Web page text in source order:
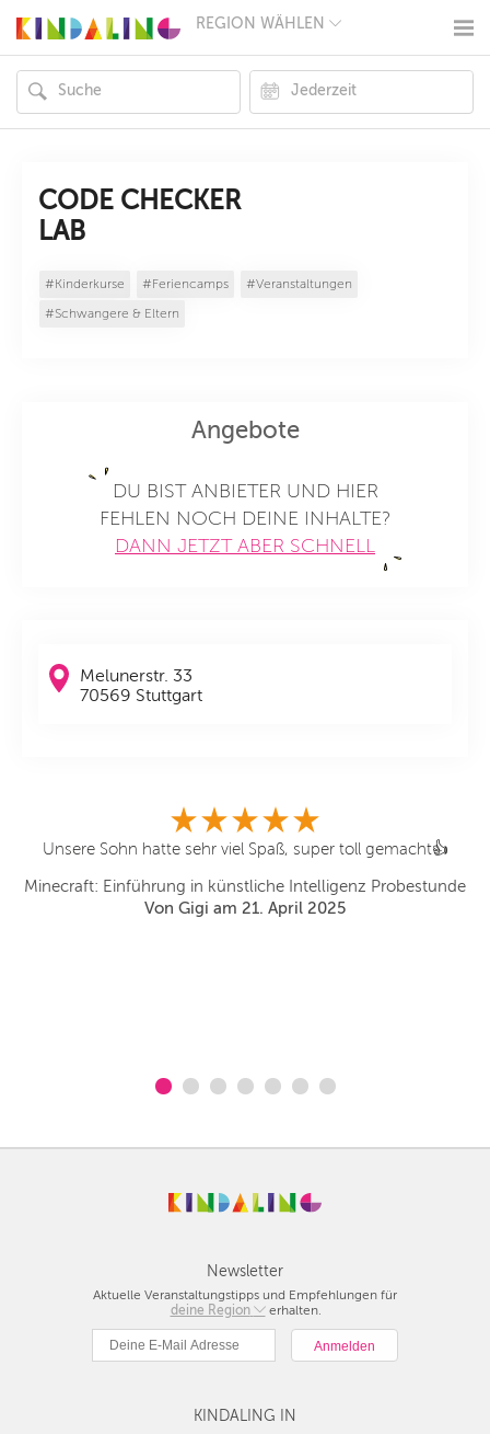
REGION WÄHLEN
MÜNCHEN
HAMBURG
FRANKFURT
KÖLN
ESSEN
HANNOVER
NÜRNBERG
CODE CHECKER
LAB
#Kinderkurse #Feriencamps #Veranstaltungen
#Schwangere & Eltern
Angebote
DU BIST ANBIETER UND HIER
FEHLEN NOCH DEINE INHALTE?
DANN JETZT ABER SCHNELL
Melunerstr. 33
70569 Stuttgart
Unsere Sohn hatte sehr viel Spaß, super toll gemacht👍
Minecraft: Einführung in künstliche Intelligenz Probestunde
Von Gigi am 21. April 2025
Newsletter
Aktuelle Veranstaltungstipps und Empfehlungen für
deine Region
Berlin
München
Hamburg
Köln
erhalten.
KINDALING IN